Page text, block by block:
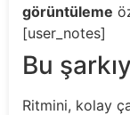
görüntüleme
[user_notes]
Bu
Ritmini, kolay